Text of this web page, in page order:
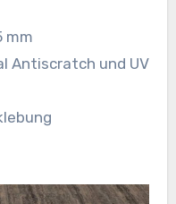
mm
Antiscratch und UV